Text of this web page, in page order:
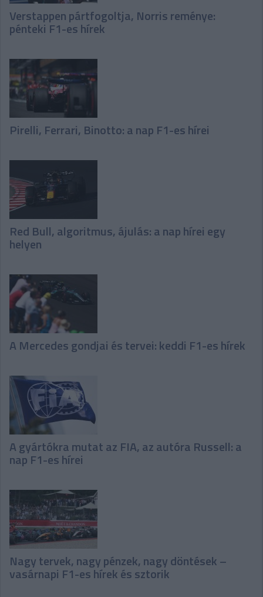
Verstappen pártfogoltja, Norris reménye:
pénteki F1-es hírek
Pirelli, Ferrari, Binotto: a nap F1-es hírei
Red Bull, algoritmus, ájulás: a nap hírei egy
helyen
A Mercedes gondjai és tervei: keddi F1-es hírek
A gyártókra mutat az FIA, az autóra Russell: a
nap F1-es hírei
Nagy tervek, nagy pénzek, nagy döntések –
vasárnapi F1-es hírek és sztorik